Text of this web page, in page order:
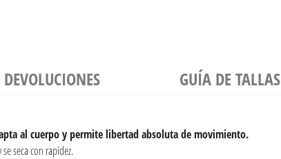
GUÍA DE TALLAS
al cuerpo y permite libertad absoluta de movimiento.
seca con rapidez.